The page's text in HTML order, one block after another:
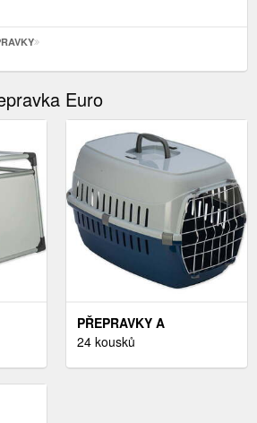
Euro
PŘEPRAVKY A
PŘEPRAVNÍ TAŠKY
24 kousků